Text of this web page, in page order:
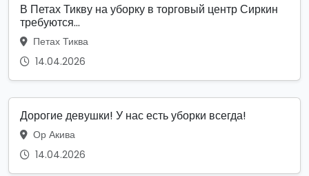
В Петах Тикву на уборку в торговый центр Сиркин
требуются...
Петах Тиква
14.04.2026
Дорогие девушки! У нас есть уборки всегда!
Ор Акива
14.04.2026